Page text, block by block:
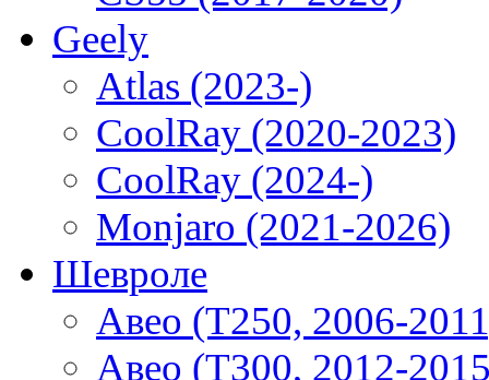
Geely
Atlas (2023-)
CoolRay (2020-2023)
CoolRay (2024-)
Monjaro (2021-2026)
Шевроле
Авео (T250, 2006-
Авео (T300, 2012-